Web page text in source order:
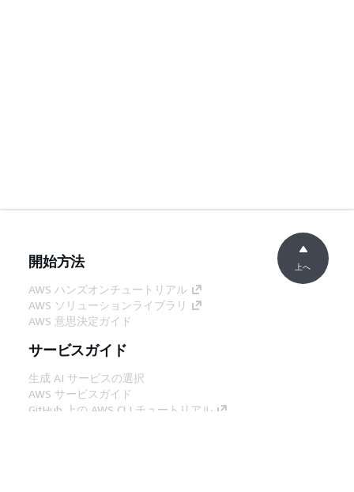
開始方法
AWS ハンズオンチュートリアル
AWS ソリューションライブラリ
AWS 意思決定ガイド
サービスガイド
生成 AI サービスの選択
AWS サービスガイド
GitHub 上の AWS CLI チュートリアル
上へ